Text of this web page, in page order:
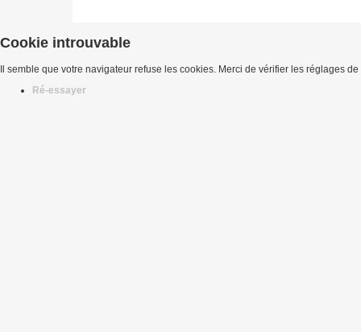
Cookie introuvable
Il semble que votre navigateur refuse les cookies. Merci de vérifier les réglages
Ré-essayer